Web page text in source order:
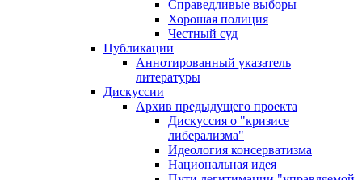
Справедливые выборы
Хорошая полиция
Честный суд
Публикации
Аннотированный указатель
литературы
Дискуссии
Архив предыдущего проекта
Дискуссия о "кризисе
либерализма"
Идеология консерватизма
Национальная идея